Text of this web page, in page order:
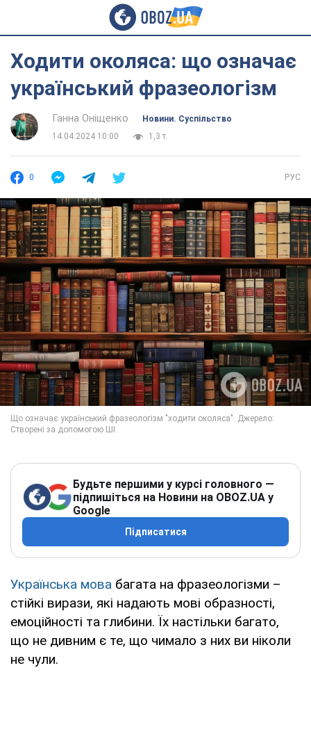
Ходити околяса: що означає
український фразеологізм
Ганна Оніщенко
Новини. Суспільство
14.04.2024 10:00
1,3 т.
0 РУС
Будьте першими у курсі головного —
підпишіться на Новини на OBOZ.UA у
Google
Підписатися
Українська мова багата на фразеологізми –
стійкі вирази, які надають мові образності,
емоційності та глибини. Їх настільки багато,
що не дивним є те, що чимало з них ви ніколи
не чули.